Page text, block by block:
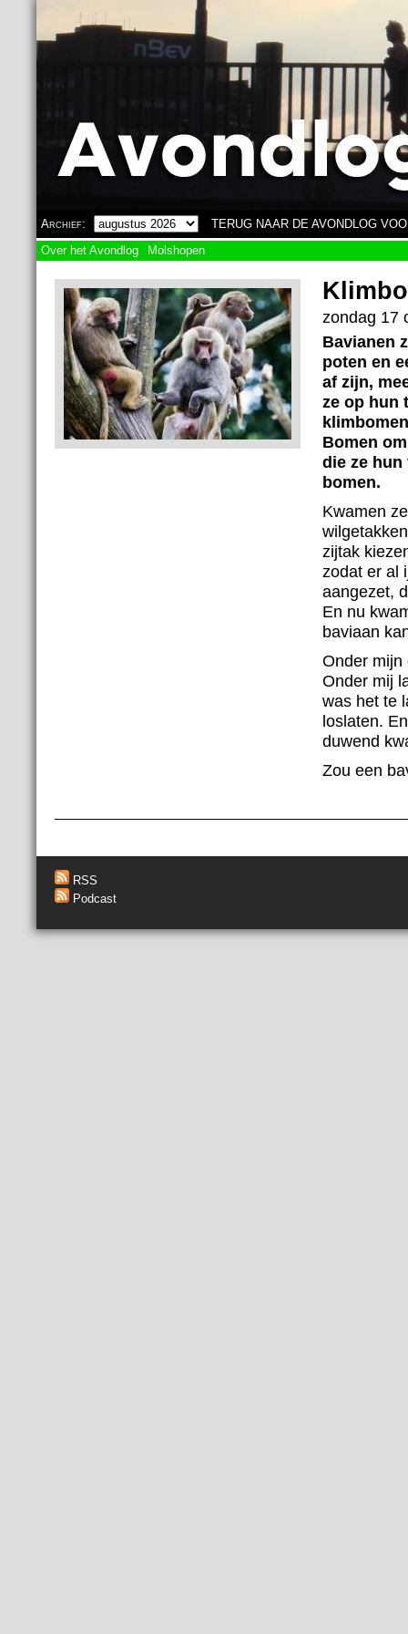
Overslaan en naar de algemene inhoud gaan
Archief:
TERUG NAAR DE AVONDLOG
Over het Avondlog
Molshopen
zondag 17
Bavianen
poten en
af zijn,
ze op hun
Bomen
die ze
bomen.
Kwamen
zijtak
zodat er al
aangezet,
En nu
baviaan
Onder mijn
Onder mij
was het te
loslaten.
duwend
Zou een
RSS
Podcast